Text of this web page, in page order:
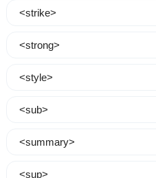
<strike>
<strong>
<style>
<sub>
<summary>
<sup>